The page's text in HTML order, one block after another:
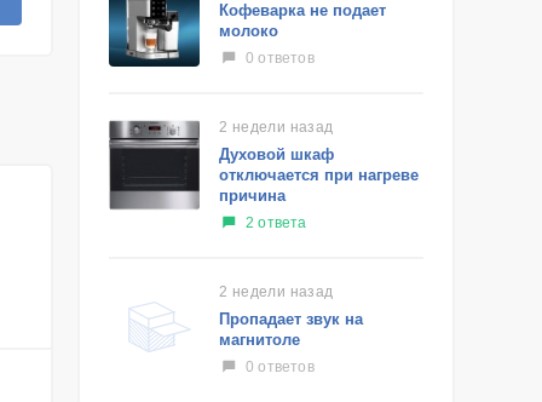
Кофеварка не подает
молоко
0 ответов
2 недели назад
Духовой шкаф
отключается при нагреве
причина
2 ответа
2 недели назад
Пропадает звук на
магнитоле
0 ответов